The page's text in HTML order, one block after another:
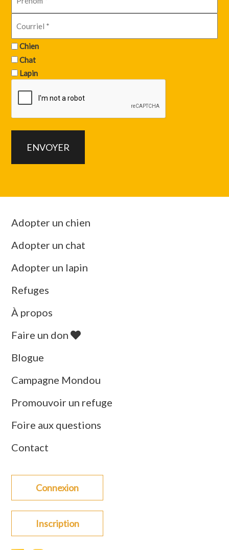
Chien
Chat
Lapin
Adopter un chien
Adopter un chat
Adopter un lapin
Refuges
À propos
Faire un don
Blogue
Campagne Mondou
Promouvoir un refuge
Foire aux questions
Contact
Connexion
Inscription